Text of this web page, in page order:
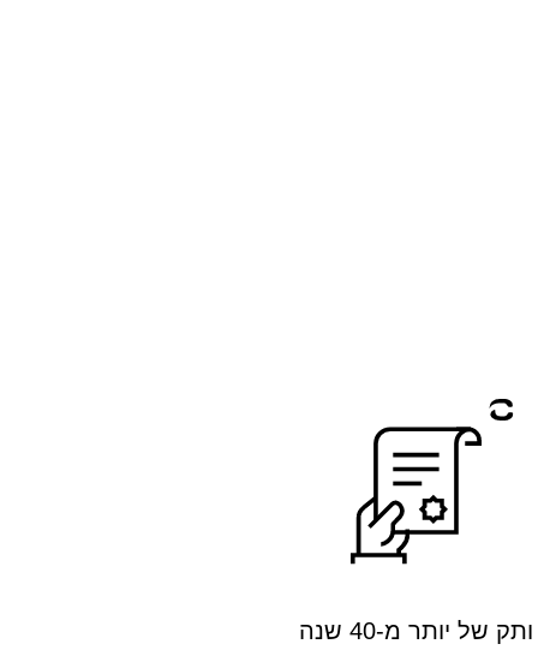
ותק של יותר מ-40 שנה